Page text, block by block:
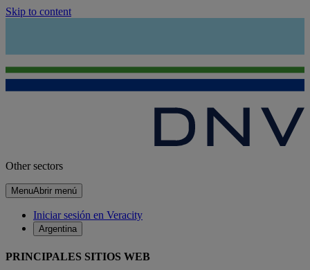
Skip to content
Other sectors
MenuAbrir menú
Iniciar sesión en Veracity
Argentina
PRINCIPALES SITIOS WEB